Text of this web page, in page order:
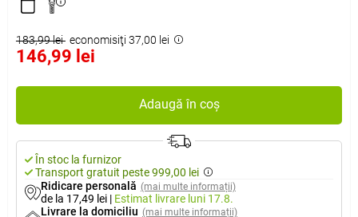
183,99 lei economisiţi 37,00 lei
146,99 lei
Adaugă în coș
În stoc la furnizor
Transport gratuit peste 999,00 lei
Ridicare personală (mai multe informații)
de la 17,49 lei | Estimat livrare luni 17.8.
Livrare la domiciliu (mai multe informații)